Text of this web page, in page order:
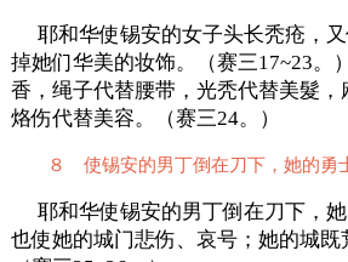
耶和华使锡安的女子头长秃疮，
掉她们华美的妆饰。（赛三17~23。
香，绳子代替腰带，光秃代替美髮，
烙伤代替美容。（赛三24。）
８ 使锡安的男丁倒在刀下，她的勇
耶和华使锡安的男丁倒在刀下，
也使她的城门悲伤、哀号；她的城既